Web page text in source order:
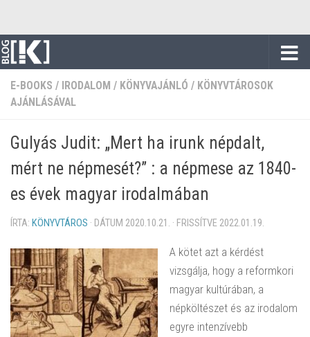
E-BOOKS / IRODALOM / KÖNYVAJÁNLÓ / KÖNYVTÁROSOK
AJÁNLÁSÁVAL
Gulyás Judit: „Mert ha irunk népdalt,
mért ne népmesét?” : a népmese az 1840-
es évek magyar irodalmában
ÍRTA: KÖNYVTÁROS · DÁTUM 2020.10.21. · FRISSÍTVE 2022.01.19.
A kötet azt a kérdést
vizsgálja, hogy a reformkori
magyar kultúrában, a
népköltészet és az irodalom
egyre intenzívebb